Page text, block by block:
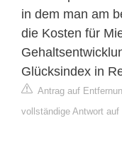
in dem man am
die Kosten für
Glücksindex in
Antrag auf
vollständige Antwort